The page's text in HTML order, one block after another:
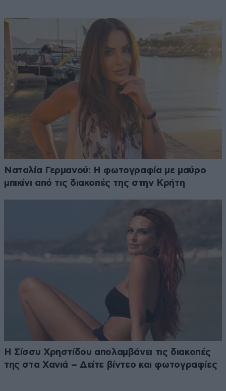
Ναταλία Γερμανού: Η φωτογραφία με μαύρο
μπικίνι από τις διακοπές της στην Κρήτη
Η Σίσσυ Χρηστίδου απολαμβάνει τις διακοπές
της στα Χανιά – Δείτε βίντεο και φωτογραφίες